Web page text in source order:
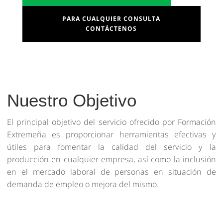
PARA CUALQUIER CONSULTA
CONTÁCTENOS
Nuestro Objetivo
El principal objetivo del servicio ofrecido por Formación
Extremeña es proporcionar herramientas efectivas y
útiles para fomentar la calidad del servicio y la
producción en cualquier empresa, así como la inclusión
en el mercado laboral de personas en situación de
demanda de empleo o mejora del mismo.